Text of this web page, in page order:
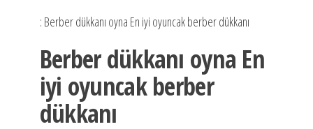
: Berber dükkanı oyna En iyi oyuncak berber dükkanı
Berber dükkanı oyna En
iyi oyuncak berber
dükkanı